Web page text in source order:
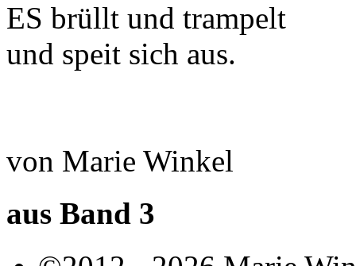
ES brüllt und trampelt
und speit sich aus.
von Marie Winkel
aus Band 3